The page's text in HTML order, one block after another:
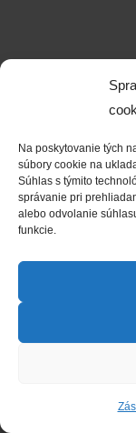
Na poskytovanie tých
súbory cookie na
Súhlas s týmito
správanie pri
alebo odvolanie
funkcie.